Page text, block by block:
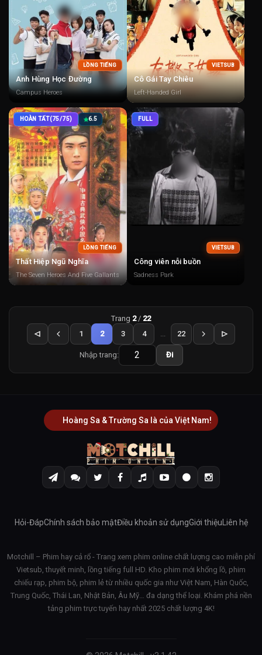
LỒNG TIẾNG
Anh Hùng Học Đường
Campus Heroes
VIETSUB
Cô Gái Tay Chiêu
Left-Handed Girl
HOÀN TẤT(75/75) 6.5
LỒNG TIẾNG
Thất Hiệp Ngũ Nghĩa
The Seven Heroes And Five Gallants
FULL
VIETSUB
Công viên nỗi buồn
Sadness Park
Trang 2/ 22
1
2 3 4 ... 22
Nhập trang: Đi
Hoàng Sa & Trường Sa là của Việt Nam!
Hỏi-ĐápChính sách bảo mậtĐiều khoản sử dụngGiới thiệu Liên hệ
Motchill – Phim hay cả rổ - Trang xem phim online chất lượng cao miễn phí
Vietsub, thuyết minh, lồng tiếng full HD. Kho phim mới khổng lồ, phim
chiếu rạp, phim bộ, phim lẻ từ nhiều quốc gia như Việt Nam, Hàn Quốc,
Trung Quốc, Thái Lan, Nhật Bản, Âu Mỹ… đa dạng thể loại. Khám phá nền
tảng phim trực tuyến hay nhất 2025 chất lượng 4K!